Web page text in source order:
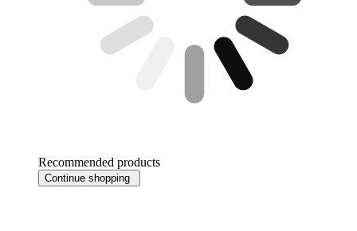
Recommended products
Continue shopping